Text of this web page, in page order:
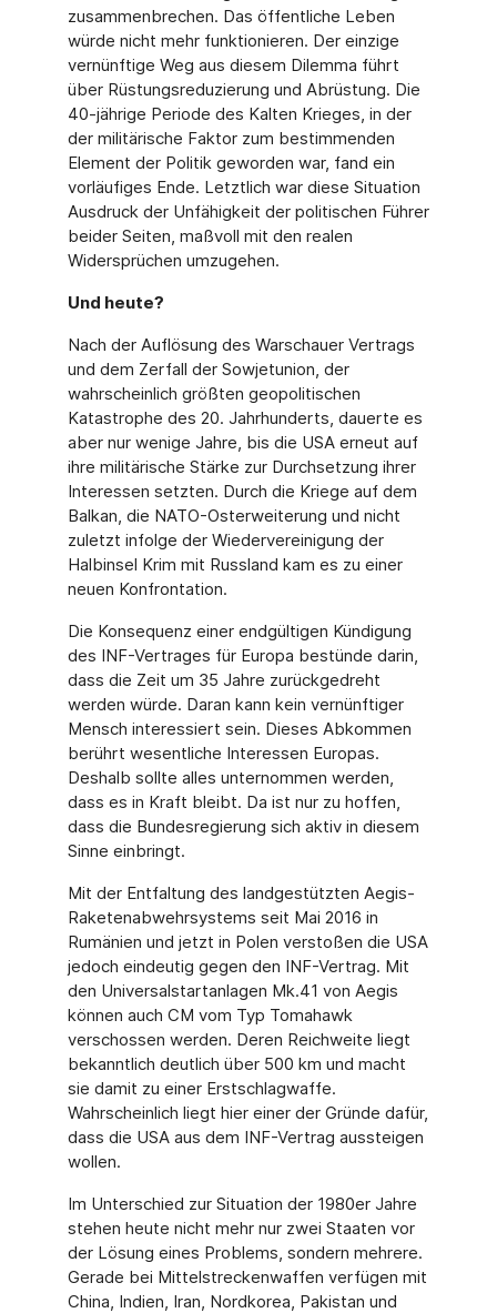
zusammenbrechen. Das öffentliche Leben
würde nicht mehr funktionieren. Der einzige
vernünftige Weg aus diesem Dilemma führt
über Rüstungsreduzierung und Abrüstung. Die
40-jährige Periode des Kalten Krieges, in der
der militärische Faktor zum bestimmenden
Element der Politik geworden war, fand ein
vorläufiges Ende. Letztlich war diese Situation
Ausdruck der Unfähigkeit der politischen Führer
beider Seiten, maßvoll mit den realen
Widersprüchen umzugehen.
Und heute?
Nach der Auflösung des Warschauer Vertrags
und dem Zerfall der Sowjetunion, der
wahrscheinlich größten geopolitischen
Katastrophe des 20. Jahrhunderts, dauerte es
aber nur wenige Jahre, bis die USA erneut auf
ihre militärische Stärke zur Durchsetzung ihrer
Interessen setzten. Durch die Kriege auf dem
Balkan, die NATO-Osterweiterung und nicht
zuletzt infolge der Wiedervereinigung der
Halbinsel Krim mit Russland kam es zu einer
neuen Konfrontation.
Die Konsequenz einer endgültigen Kündigung
des INF-Vertrages für Europa bestünde darin,
dass die Zeit um 35 Jahre zurückgedreht
werden würde. Daran kann kein vernünftiger
Mensch interessiert sein. Dieses Abkommen
berührt wesentliche Interessen Europas.
Deshalb sollte alles unternommen werden,
dass es in Kraft bleibt. Da ist nur zu hoffen,
dass die Bundesregierung sich aktiv in diesem
Sinne einbringt.
Mit der Entfaltung des landgestützten Aegis-
Raketenabwehrsystems seit Mai 2016 in
Rumänien und jetzt in Polen verstoßen die USA
jedoch eindeutig gegen den INF-Vertrag. Mit
den Universalstartanlagen Mk.41 von Aegis
können auch CM vom Typ Tomahawk
verschossen werden. Deren Reichweite liegt
bekanntlich deutlich über 500 km und macht
sie damit zu einer Erstschlagwaffe.
Wahrscheinlich liegt hier einer der Gründe dafür,
dass die USA aus dem INF-Vertrag aussteigen
wollen.
Im Unterschied zur Situation der 1980er Jahre
stehen heute nicht mehr nur zwei Staaten vor
der Lösung eines Problems, sondern mehrere.
Gerade bei Mittelstreckenwaffen verfügen mit
China, Indien, Iran, Nordkorea, Pakistan und